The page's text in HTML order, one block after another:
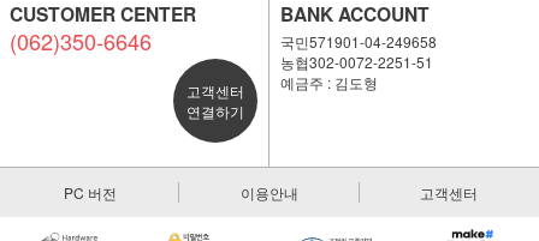
CUSTOMER CENTER
(062)350-6646
고객센터
연결하기
BANK ACCOUNT
국민571901-04-249658
농협302-0072-2251-51
예금주 : 김도형
PC 버전 이용안내 고객센터